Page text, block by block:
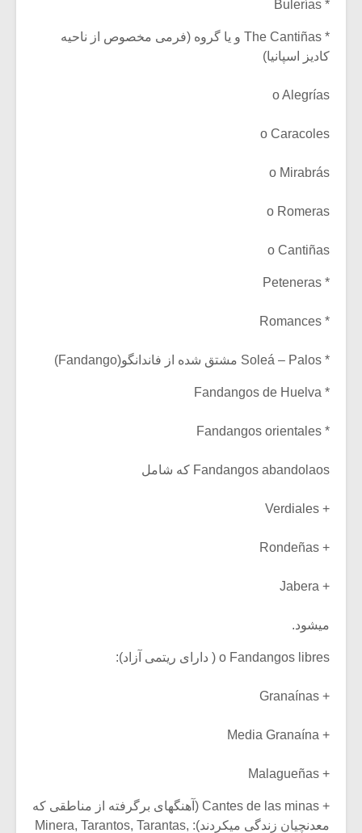
* Bulerías
* The Cantiñas و یا گروه (فرمی مخصوص از ناحیه
کادیز اسپانیا)
o Alegrías
o Caracoles
o Mirabrás
o Romeras
o Cantiñas
* Peteneras
* Romances
* Soleá – Palos مشتق شده از فاندانگو(Fandango)
* Fandangos de Huelva
* Fandangos orientales
Fandangos abandolaos که شامل
+ Verdiales
+ Rondeñas
+ Jabera
میشود.
o Fandangos libres ( دارای ریتمی آزاد):
+ Granaínas
+ Media Granaína
+ Malagueñas
+ Cantes de las minas (آهنگهای برگرفته از مناطقی که
معدنچیان زندگی میکردند): Minera, Tarantos, Tarantas,